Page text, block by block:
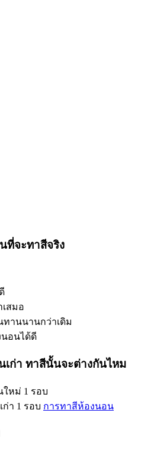
ที่จะทาสีจริง
สมอ
านนานกว่าเดิม
นอนได้ดี
เก่า ทาสีนั้นจะต่างกันไหม
หม่ 1 รอบ
า 1 รอบ การทาสีห้องนอน